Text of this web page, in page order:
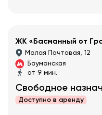
ЖК «Басманный от
Малая Почтовая, 12
Бауманская
от 9 мин.
Свободное
Доступно в аренду